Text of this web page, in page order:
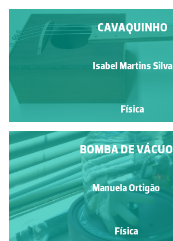
CAVAQUINHO
Isabel Martins Silva
Física
BOMBA DE VÁCUO
Manuela Ortigão
Física